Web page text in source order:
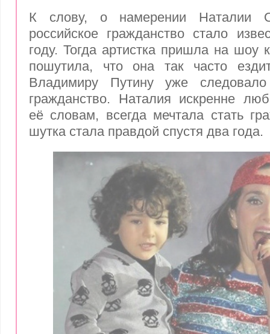
К слову, о намерении Наталии
российское гражданство стало
году. Тогда артистка пришла на шоу
пошутила, что она так часто
Владимиру Путину уже
гражданство. Наталия искренне
её словам, всегда мечтала стать
шутка стала правдой спустя два года.